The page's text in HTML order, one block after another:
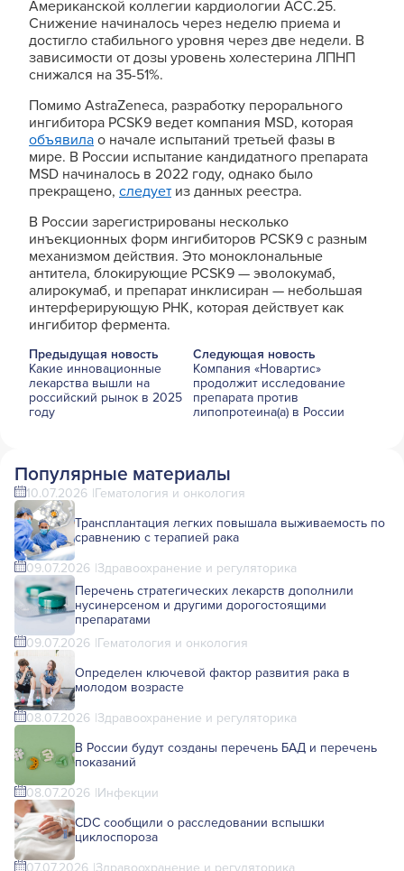
Американской коллегии кардиологии ACC.25.
Снижение начиналось через неделю приема и
достигло стабильного уровня через две недели. В
зависимости от дозы уровень холестерина ЛПНП
снижался на 35-51%.
Помимо AstraZeneca, разработку перорального
ингибитора PCSK9 ведет компания MSD, которая
объявила о начале испытаний третьей фазы в
мире. В России испытание кандидатного препарата
MSD начиналось в 2022 году, однако было
прекращено, следует из данных реестра.
В России зарегистрированы несколько
инъекционных форм ингибиторов PCSK9 с разным
механизмом действия. Это моноклональные
антитела, блокирующие PCSK9 — эволокумаб,
алирокумаб, и препарат инклисиран — небольшая
интерферирующую РНК, которая действует как
ингибитор фермента.
Предыдущая новость
Какие инновационные
лекарства вышли на
российский рынок в 2025
году
Следующая новость
Компания «Новартис»
продолжит исследование
препарата против
липопротеина(а) в России
Популярные материалы
10.07.2026 Гематология и онкология
Трансплантация легких повышала выживаемость по
сравнению с терапией рака
09.07.2026 Здравоохранение и регуляторика
Перечень стратегических лекарств дополнили
нусинерсеном и другими дорогостоящими
препаратами
09.07.2026 Гематология и онкология
Определен ключевой фактор развития рака в
молодом возрасте
08.07.2026 Здравоохранение и регуляторика
В России будут созданы перечень БАД и перечень
показаний
08.07.2026 Инфекции
CDC сообщили о расследовании вспышки
циклоспороза